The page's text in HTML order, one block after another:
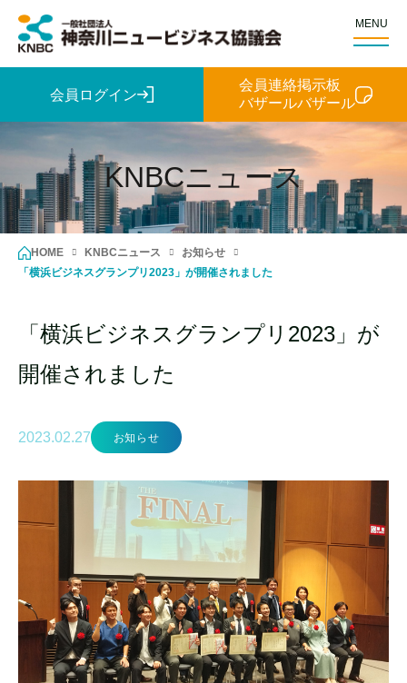
MENU
会員ログイン
会員連絡掲示板
バザールバザール
KNBCニュース
HOME KNBCニュース
お知らせ
「横浜ビジネスグランプリ2023」が開催されました
「横浜ビジネスグランプリ2023」が
開催されました
2023.02.27 お知らせ